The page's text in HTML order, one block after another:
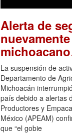
Alerta de
michoacano
La suspensión de
Departamento de
Michoacán
país debido a alertas
Productores y
México (APEAM)
que “el gobie